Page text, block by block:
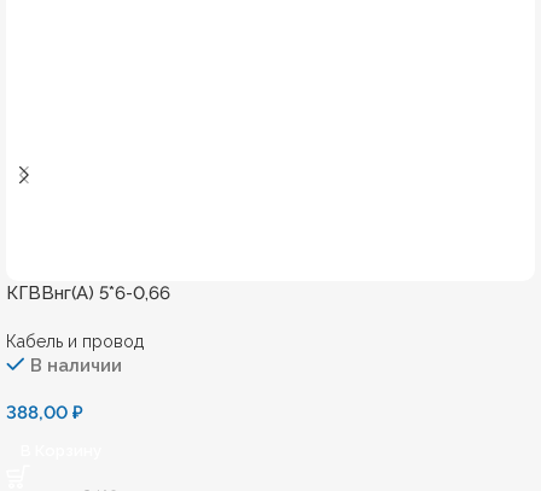
КГВВнг(А) 5*6-0,66
Кабель и провод
В наличии
388,00 ₽